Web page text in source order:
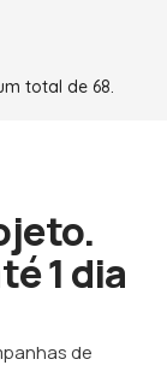
total de 68.
1 dia
de